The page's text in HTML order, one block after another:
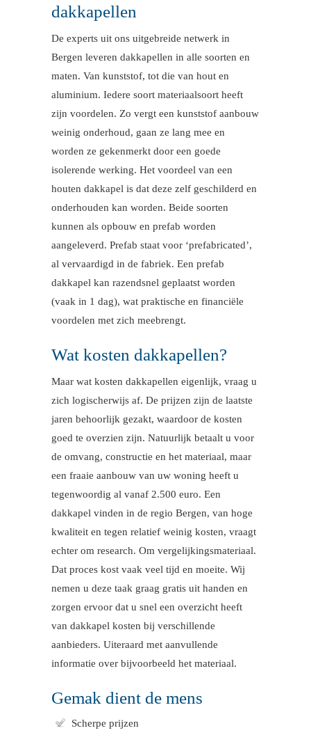
dakkapellen
De experts uit ons uitgebreide netwerk in
Bergen leveren dakkapellen in alle soorten en
maten. Van kunststof, tot die van hout en
aluminium. Iedere soort materiaalsoort heeft
zijn voordelen. Zo vergt een kunststof aanbouw
weinig onderhoud, gaan ze lang mee en
worden ze gekenmerkt door een goede
isolerende werking. Het voordeel van een
houten dakkapel is dat deze zelf geschilderd en
onderhouden kan worden. Beide soorten
kunnen als opbouw en prefab worden
aangeleverd. Prefab staat voor ‘prefabricated’,
al vervaardigd in de fabriek. Een prefab
dakkapel kan razendsnel geplaatst worden
(vaak in 1 dag), wat praktische en financiële
voordelen met zich meebrengt.
Wat kosten dakkapellen?
Maar wat kosten dakkapellen eigenlijk, vraag u
zich logischerwijs af. De prijzen zijn de laatste
jaren behoorlijk gezakt, waardoor de kosten
goed te overzien zijn. Natuurlijk betaalt u voor
de omvang, constructie en het materiaal, maar
een fraaie aanbouw van uw woning heeft u
tegenwoordig al vanaf 2.500 euro. Een
dakkapel vinden in de regio Bergen, van hoge
kwaliteit en tegen relatief weinig kosten, vraagt
echter om research. Om vergelijkingsmateriaal.
Dat proces kost vaak veel tijd en moeite. Wij
nemen u deze taak graag gratis uit handen en
zorgen ervoor dat u snel een overzicht heeft
van dakkapel kosten bij verschillende
aanbieders. Uiteraard met aanvullende
informatie over bijvoorbeeld het materiaal.
Gemak dient de mens
Scherpe prijzen